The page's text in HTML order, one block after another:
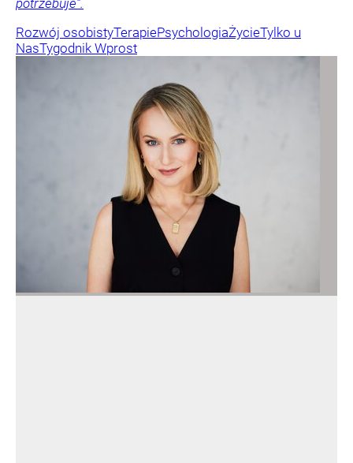
potrzebuje”.
Rozwój osobistyTerapiePsychologiaŻycieTylko u
NasTygodnik Wprost